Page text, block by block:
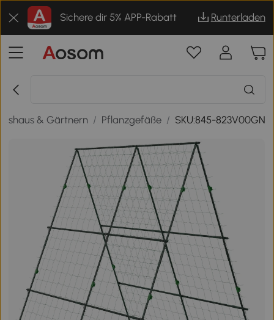
Sichere dir 5% APP-Rabatt Runterladen
& Gärtnern / Pflanzgefäße / SKU:845-823V00GN